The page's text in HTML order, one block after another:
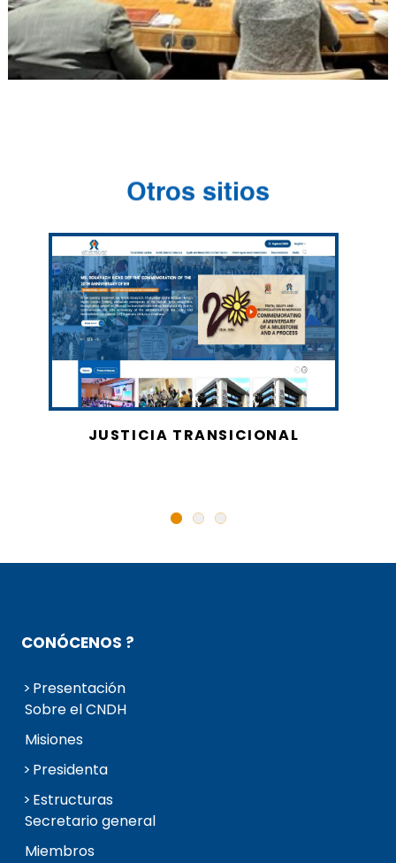
Otros sitios
JUSTICIA TRANSICIONAL
CONÓCENOS ?
Presentación
Sobre el CNDH
Misiones
Presidenta
Estructuras
Secretario general
Miembros